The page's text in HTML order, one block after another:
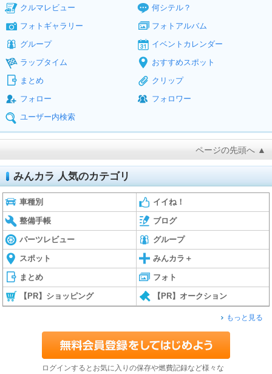
クルマレビュー
何シテル？
フォトギャラリー
フォトアルバム
グループ
イベントカレンダー
ラップタイム
おすすめスポット
まとめ
クリップ
フォロー
フォロワー
ユーザー内検索
ページの先頭へ ▲
みんカラ 人気のカテゴリ
車種別 イイね！
整備手帳 ブログ
パーツレビュー グループ
スポット みんカラ＋
まとめ フォト
【PR】ショッピング 【PR】オークション
もっと見る
ログインするとお気に入りの保存や燃費記録など様々な